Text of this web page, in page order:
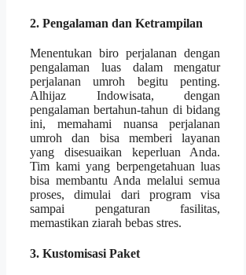
2. Pengalaman dan Ketrampilan
Menentukan biro perjalanan dengan
pengalaman luas dalam mengatur
perjalanan umroh begitu penting.
Alhijaz Indowisata, dengan
pengalaman bertahun-tahun di bidang
ini, memahami nuansa perjalanan
umroh dan bisa memberi layanan
yang disesuaikan keperluan Anda.
Tim kami yang berpengetahuan luas
bisa membantu Anda melalui semua
proses, dimulai dari program visa
sampai pengaturan fasilitas,
memastikan ziarah bebas stres.
3. Kustomisasi Paket